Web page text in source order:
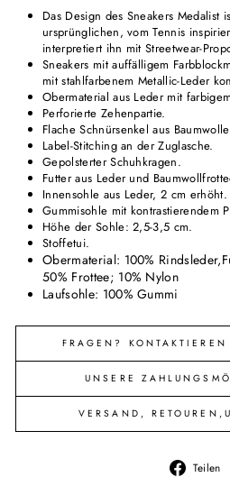
Das Design des Sneakers Medalist
ursprünglichen, vom Tennis
interpretiert ihn mit Streetwear-
Sneakers mit auffälligem
mit stahlfarbenem Metallic-Leder
Obermaterial aus Leder mit
Perforierte Zehenpartie.
Flache Schnürsenkel aus
Label-Stitching an der Zuglasche.
Gepolsterter Schuhkragen.
Futter aus Leder und
Innensohle aus Leder, 2 cm erhöht.
Gummisohle mit kontrastierendem
Höhe der Sohle: 2,5-3,5 cm.
Stoffetui.
Obermaterial: 100% Rindsleder,
50% Frottee; 10% Nylon
Laufsohle: 100% Gummi
FRAGEN?
UNSERE
VERSAND,
Teilen